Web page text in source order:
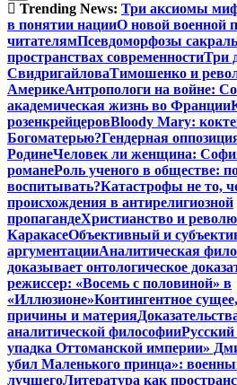
Trending News: Три аксиомы
в понятии нацииО новой военной
читателямПсевдоморфозы
пространствах современностиТри
СвидригайловаТимошенко и
АмерикеАнтропологи на войне:
академическая жизнь во Франции
розенкрейцеровBloody Mary:
Богоматерью?Гендерная
РодинеЧеловек ли женщина:
романеРоль ученого в обществе:
воспитывать?Катастрофы не то,
происхождения в антирелигиозной
пропагандеХристианство и
КаракасеОбъективный и
аргументацииАналитическая
доказывает онтологическое
режиссер: «Восемь с половиной» в
«Иллюзионе»Контингентное
причины и материя
аналитической философии
упадка Оттоманской империи»
убил Маленького принца»:
лучшегоЛитература как